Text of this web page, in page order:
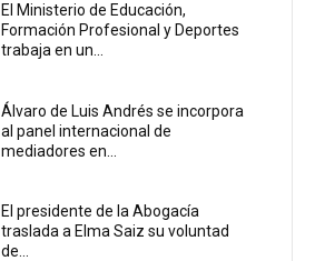
El Ministerio de Educación,
Formación Profesional y Deportes
trabaja en un...
Álvaro de Luis Andrés se incorpora
al panel internacional de
mediadores en...
El presidente de la Abogacía
traslada a Elma Saiz su voluntad
de...